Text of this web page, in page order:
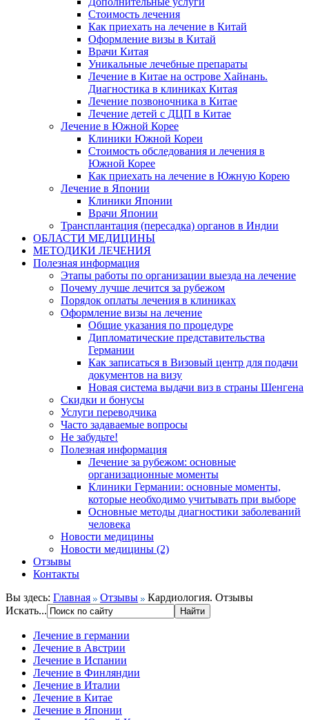
Стоимость лечения
Как приехать на лечение в Китай
Оформление визы в Китай
Врачи Китая
Уникальные лечебные препараты
Лечение в Китае на острове Хайнань.
Диагностика в клиниках Китая
Лечение позвоночника в Китае
Лечение детей с ДЦП в Китае
Лечение в Южной Корее
Клиники Южной Кореи
Стоимость обследования и лечения в
Южной Корее
Как приехать на лечение в Южную Корею
Лечение в Японии
Клиники Японии
Врачи Японии
Трансплантация (пересадка) органов в Индии
ОБЛАСТИ МЕДИЦИНЫ
МЕТОДИКИ ЛЕЧЕНИЯ
Полезная информация
Этапы работы по организации выезда на лечение
Почему лучше лечится за рубежом
Порядок оплаты лечения в клиниках
Оформление визы на лечение
Общие указания по процедуре
Дипломатические представительства
Германии
Как записаться в Визовый центр для подачи
документов на визу
Новая система выдачи виз в страны Шенгена
Скидки и бонусы
Услуги переводчика
Часто задаваемые вопросы
Не забудьте!
Полезная информация
Лечение за рубежом: основные
организационные моменты
Клиники Германии: основные моменты,
которые необходимо учитывать при выборе
Основные методы диагностики заболеваний
человека
Новости медицины
Новости медицины (2)
Отзывы
Контакты
Вы здесь: Главная Отзывы
Кардиология. Отзывы
Искать...
Лечение в германии
Лечение в Австрии
Лечение в Испании
Лечение в Финляндии
Лечение в Италии
Лечение в Китае
Лечение в Японии